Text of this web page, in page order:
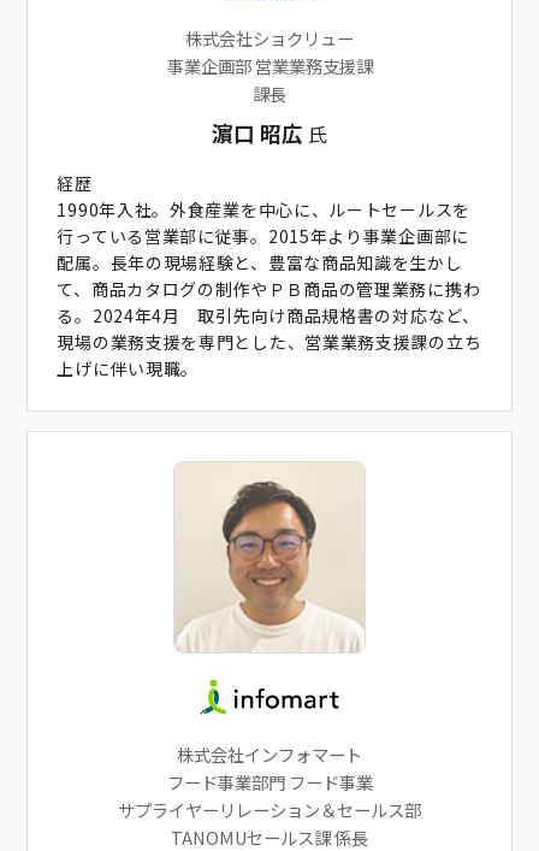
株式会社ショクリュー
事業企画部 営業業務支援課
課長
濵口 昭広 氏
経歴
1990年入社。外食産業を中心に、ルートセールスを
行っている営業部に従事。2015年より事業企画部に
配属。長年の現場経験と、豊富な商品知識を生かし
て、商品カタログの制作やＰＢ商品の管理業務に携わ
る。2024年4月 取引先向け商品規格書の対応など、
現場の業務支援を専門とした、営業業務支援課の立ち
上げに伴い現職。
株式会社インフォマート
フード事業部門 フード事業
サプライヤーリレーション＆セールス部
TANOMUセールス課 係長